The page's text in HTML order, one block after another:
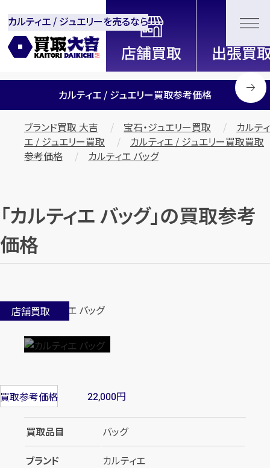
全国2200店舗以上展開中！信頼と実績の買取専門店「買取大
吉」
カルティエ / ジュエリーを売るなら
カルティエ / ジュエリー買取参考価格
ブランド買取 大吉 宝石・ジュエリー買取
カルティ
エ / ジュエリー買取
カルティエ / ジュエリー買取買取
参考価格
カルティエ バッグ
「カルティエ バッグ」の買取参考
価格
店舗買取
買取参考価格 22,000円
買取品目
バッグ
ブランド
カルティエ